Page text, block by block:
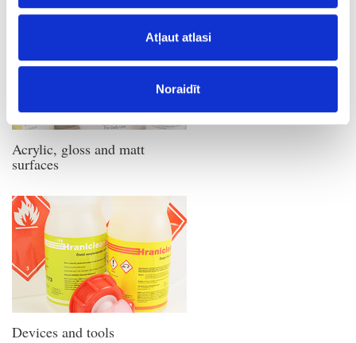
Atļaut atlasi
Noraidīt
Acrylic, gloss and matt
surfaces
Devices and tools